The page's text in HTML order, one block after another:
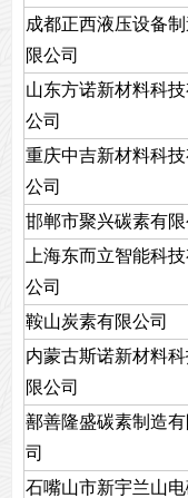
成都正西液压设备
限公司
山东方诺新材料科
公司
重庆中吉新材料科
公司
邯郸市聚兴碳素有限
上海东而立智能科
公司
鞍山炭素有限公司
内蒙古斯诺新材料
限公司
鄯善隆盛碳素制造
司
石嘴山市新宇兰山